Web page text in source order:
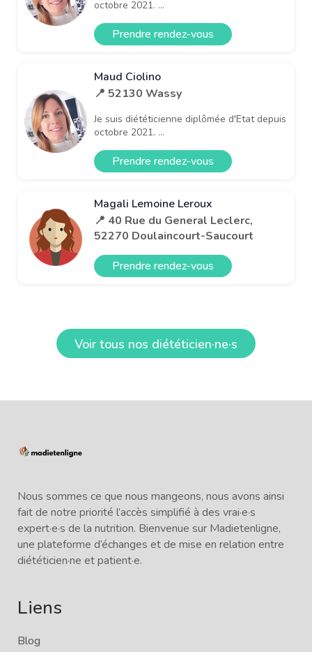
octobre 2021. ...
Prendre rendez-vous
Maud Ciolino
📍 52130 Wassy
Je suis diététicienne diplômée d'Etat depuis
octobre 2021. ...
Prendre rendez-vous
Magali Lemoine Leroux
📍 40 Rue du General Leclerc,
52270 Doulaincourt-Saucourt
Prendre rendez-vous
Voir tous nos diététicien·ne·s
Nous sommes ce que nous mangeons, nous avons ainsi
fait de notre priorité l’accès simplifié à des vrai·e·s
expert·e·s de la nutrition. Bienvenue sur Madietenligne,
une plateforme d’échanges et de mise en relation entre
diététicien·ne et patient·e.
Liens
Blog